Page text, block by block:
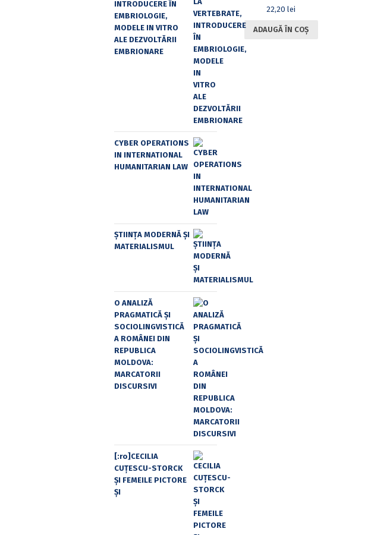
22,20lei
ADAUGĂ ÎN COȘ
INTRODUCERE ÎN
EMBRIOLOGIE,
MODELE IN VITRO
ALE DEZVOLTĂRII
EMBRIONARE
CYBER OPERATIONS
IN INTERNATIONAL
HUMANITARIAN LAW
ȘTIINȚA MODERNĂ ȘI
MATERIALISMUL
O ANALIZĂ
PRAGMATICĂ ȘI
SOCIOLINGVISTICĂ
A ROMÂNEI DIN
REPUBLICA
MOLDOVA:
MARCATORII
DISCURSIVI
[:ro]CECILIA
CUŢESCU-STORCK
ŞI FEMEILE PICTORE
ŞI